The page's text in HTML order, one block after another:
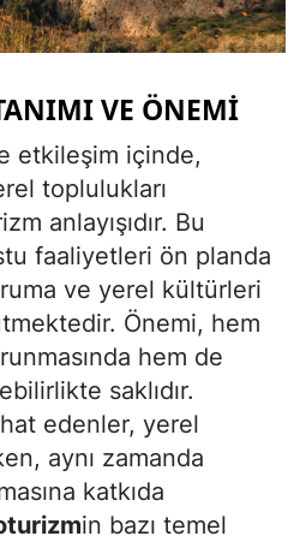
Kütahya
Manisa
Kahramanmaraş
Mardin
Muğla
Muş
Nevşehir
Ordu
Rize
VE ÖNEMI
etkileşim içinde,
toplulukları
anlayışıdır. Bu
faaliyetleri ön planda
ve yerel kültürleri
Önemi, hem
hem de
saklıdır.
edenler, yerel
aynı zamanda
katkıda
in bazı temel